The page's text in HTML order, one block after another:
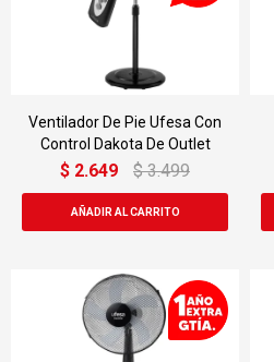
Ventilador De Pie Ufesa Con
Control Dakota De Outlet
$ 2.649 $ 3.499